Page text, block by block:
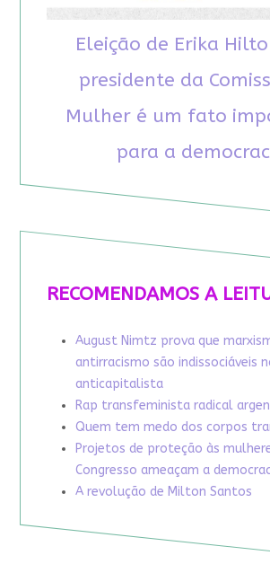
Eleição de Erika
presidente da
Mulher é um fato
para a
RECOMENDAMOS A
August Nimtz prova que
antirracismo são indissociáveis
anticapitalista
Rap transfeminista radical
Quem tem medo dos corpos
Projetos de proteção às
Congresso ameaçam a
A revolução de Milton Santos